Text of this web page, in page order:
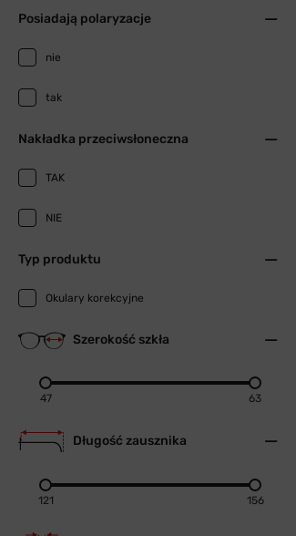
Posiadają polaryzacje
nie
tak
Nakładka przeciwsłoneczna
TAK
NIE
Typ produktu
Okulary korekcyjne
Szerokość szkła
47 63
Długość zausznika
121 156